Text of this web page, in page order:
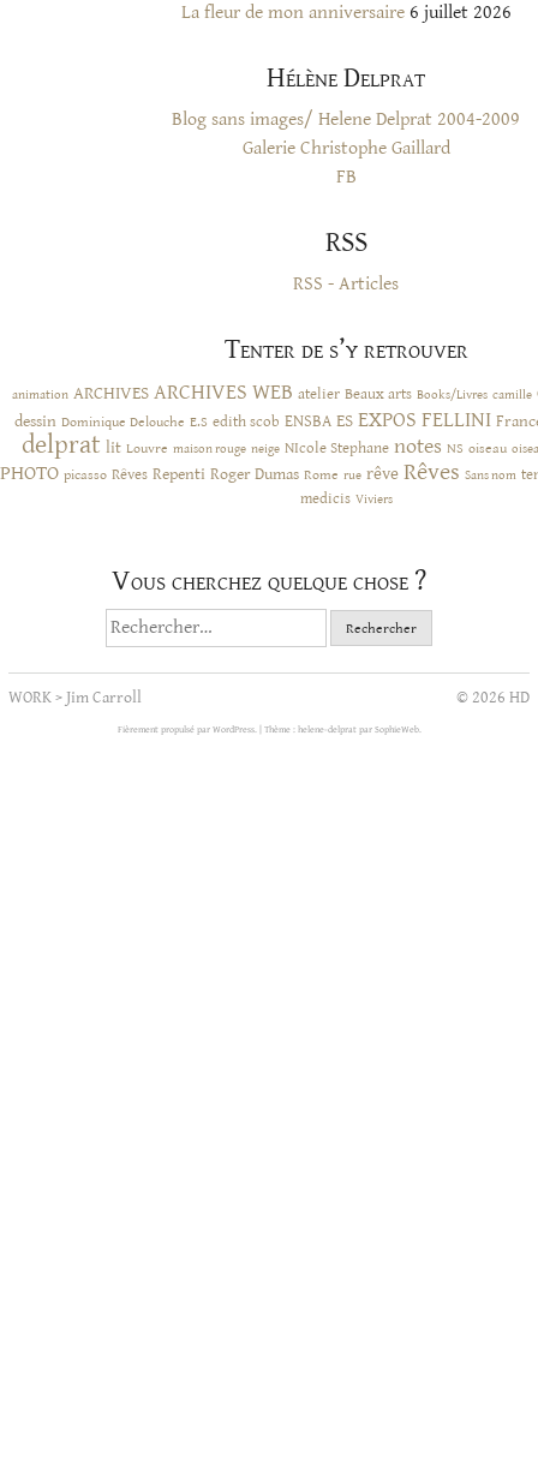
La fleur de mon anniversaire 6 juillet 2026
Hélène Delprat
Blog sans images/ Helene Delprat 2004-2009
Galerie Christophe Gaillard
FB
RSS
RSS - Articles
Tenter de s’y retrouver
animation ARCHIVES ARCHIVES WEB atelier Beaux arts Books/Livres camille
dessin Dominique Delouche E.S edith scob ENSBA ES EXPOS FELLINI
delprat lit Louvre maison rouge neige NIcole Stephane notes NS oiseau
PHOTO picasso Rêves Repenti Roger Dumas Rome rue rêve Rêves Sans nom
medicis Viviers
Vous cherchez quelque chose ?
Rechercher :
WORK>Jim Carroll © 2026 HD
Fièrement propulsé par WordPress. Thème : helene-delprat par SophieWeb.